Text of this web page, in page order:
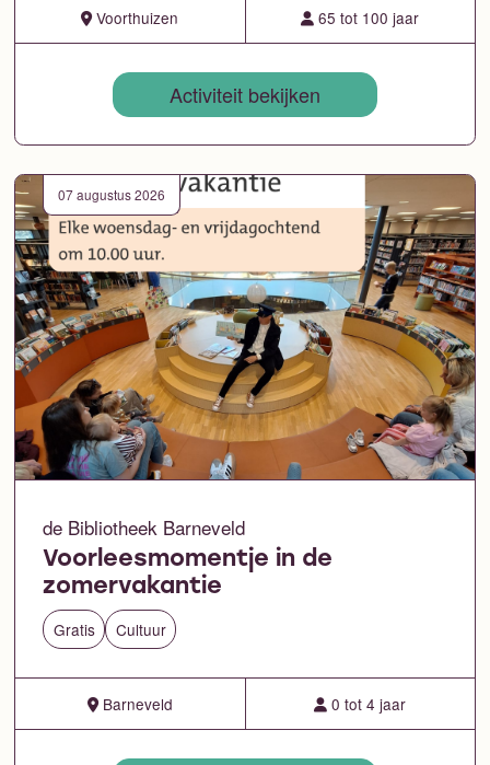
Voorthuizen 65 tot 100 jaar
Activiteit bekijken
07 augustus 2026
de Bibliotheek Barneveld
Voorleesmomentje in de
zomervakantie
Gratis Cultuur
Barneveld 0 tot 4 jaar